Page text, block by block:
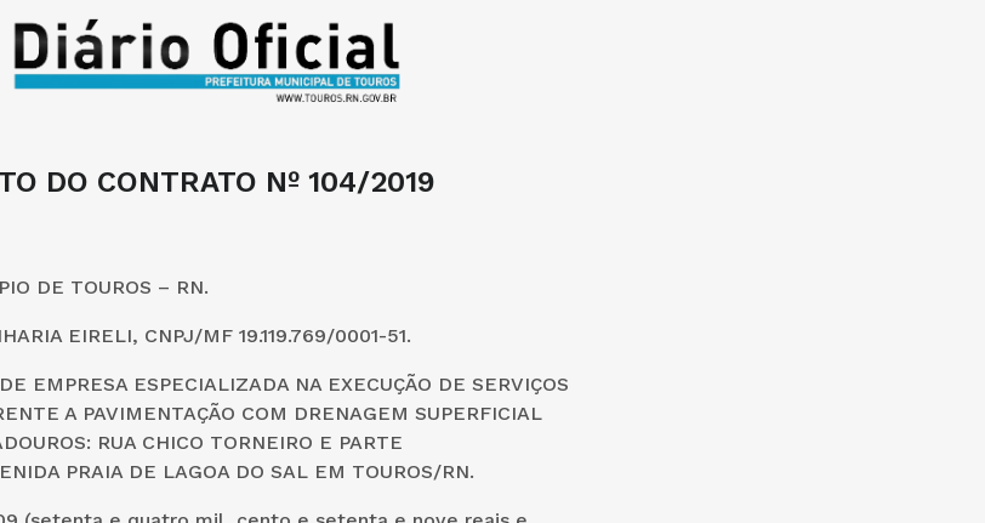
DO CONTRATO Nº 104/2019
DE TOUROS – RN.
EIRELI, CNPJ/MF 19.119.769/0001-51.
EMPRESA ESPECIALIZADA NA EXECUÇÃO DE SERVIÇOS
A PAVIMENTAÇÃO COM DRENAGEM SUPERFICIAL
RUA CHICO TORNEIRO E PARTE
PRAIA DE LAGOA DO SAL EM TOUROS/RN.